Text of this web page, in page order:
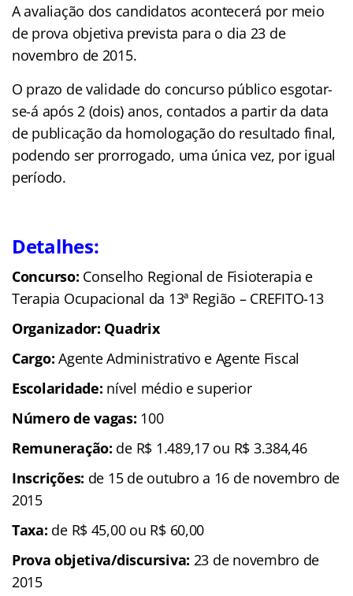
A avaliação dos candidatos acontecerá por meio
de prova objetiva prevista para o dia 23 de
novembro de 2015.
O prazo de validade do concurso público esgotar-
se-á após 2 (dois) anos, contados a partir da data
de publicação da homologação do resultado final,
podendo ser prorrogado, uma única vez, por igual
período.
Detalhes:
Concurso: Conselho Regional de Fisioterapia e
Terapia Ocupacional da 13ª Região – CREFITO-13
Organizador: Quadrix
Cargo: Agente Administrativo e Agente Fiscal
Escolaridade: nível médio e superior
Número de vagas: 100
Remuneração: de R$ 1.489,17 ou R$ 3.384,46
Inscrições: de 15 de outubro a 16 de novembro de
2015
Taxa: de R$ 45,00 ou R$ 60,00
Prova objetiva/discursiva: 23 de novembro de
2015